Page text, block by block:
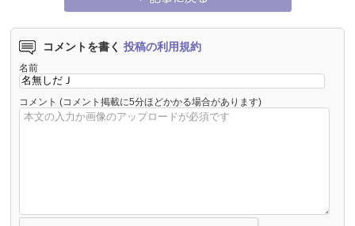
コメントを書く 投稿の利用規約
名前
コメント (コメント掲載に5分ほどかかる場合があります)